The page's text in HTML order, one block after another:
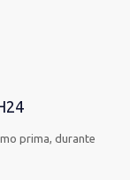
prima, durante